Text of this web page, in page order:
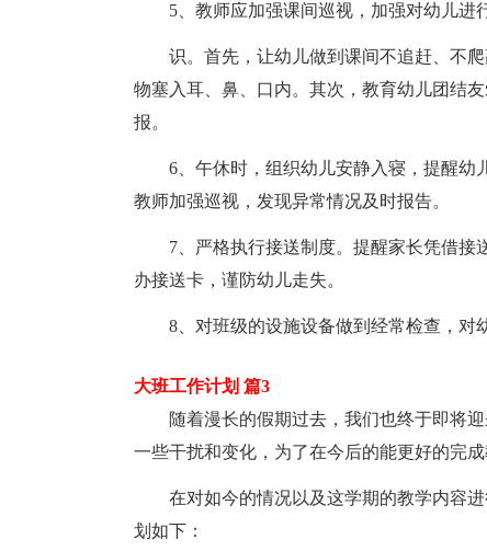
5、教师应加强课间巡视，加强对幼儿
识。首先，让幼儿做到课间不追赶、不
物塞入耳、鼻、口内。其次，教育幼儿团结
报。
6、午休时，组织幼儿安静入寝，提醒幼
教师加强巡视，发现异常情况及时报告。
7、严格执行接送制度。提醒家长凭借
办接送卡，谨防幼儿走失。
8、对班级的设施设备做到经常检查，对
大班工作计划 篇3
随着漫长的假期过去，我们也终于即将
一些干扰和变化，为了在今后的能更好的完
在对如今的情况以及这学期的教学内容
划如下：